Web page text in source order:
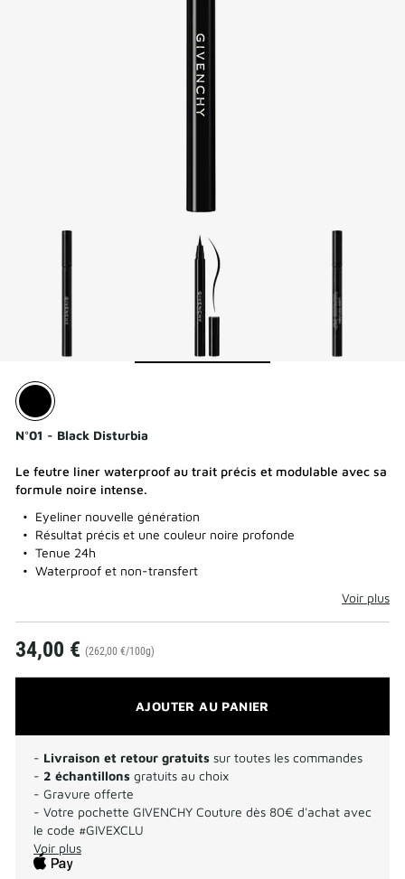
N°01 - Black Disturbia
Le feutre liner waterproof au trait précis et modulable avec sa
formule noire intense.
Eyeliner nouvelle génération
Résultat précis et une couleur noire profonde
Tenue 24h
Waterproof et non-transfert
Voir plus
34,00 € (262,00 €/100g)
AJOUTER AU PANIER
- Livraison et retour gratuits sur toutes les commandes
- 2 échantillons gratuits au choix
- Gravure offerte
- Votre pochette GIVENCHY Couture dès 80€ d'achat avec
le code #GIVEXCLU
Voir plus